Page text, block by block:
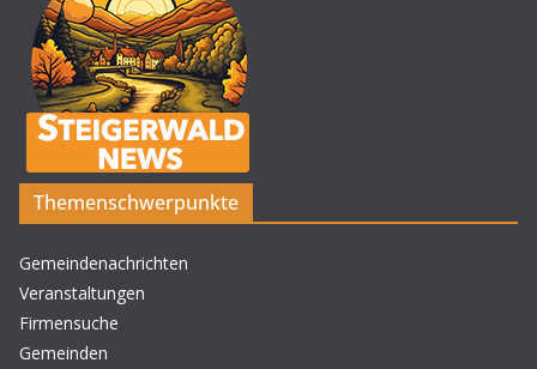
Themenschwerpunkte
Gemeindenachrichten
Veranstaltungen
Firmensuche
Gemeinden